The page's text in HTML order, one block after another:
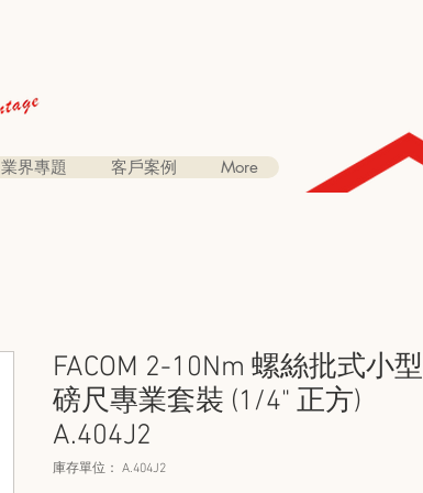
業界專題 客戶案例 More
FACOM 2-10Nm 螺絲批式小型
磅尺專業套裝 (1/4" 正方)
A.404J2
庫存單位： A.404J2